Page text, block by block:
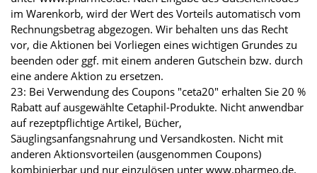
im Warenkorb, wird der Wert des Vorteils automatisch vom
Rechnungsbetrag abgezogen. Wir behalten uns das Recht
vor, die Aktionen bei Vorliegen eines wichtigen Grundes zu
beenden oder ggf. mit einem anderen Gutschein bzw. durch
eine andere Aktion zu ersetzen.
23: Bei Verwendung des Coupons "ceta20" erhalten Sie 20 %
Rabatt auf ausgewählte Cetaphil-Produkte. Nicht anwendbar
auf rezeptpflichtige Artikel, Bücher,
Säuglingsanfangsnahrung und Versandkosten. Nicht mit
anderen Aktionsvorteilen (ausgenommen Coupons)
kombinierbar und nur einzulösen unter www.pharmeo.de.